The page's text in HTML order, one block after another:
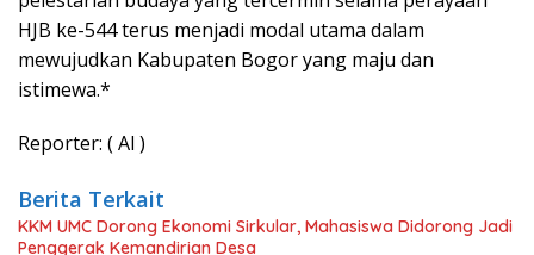
HJB ke-544 terus menjadi modal utama dalam
mewujudkan Kabupaten Bogor yang maju dan
istimewa.*
Reporter: ( Al )
Berita Terkait
KKM UMC Dorong Ekonomi Sirkular, Mahasiswa Didorong Jadi
Penggerak Kemandirian Desa